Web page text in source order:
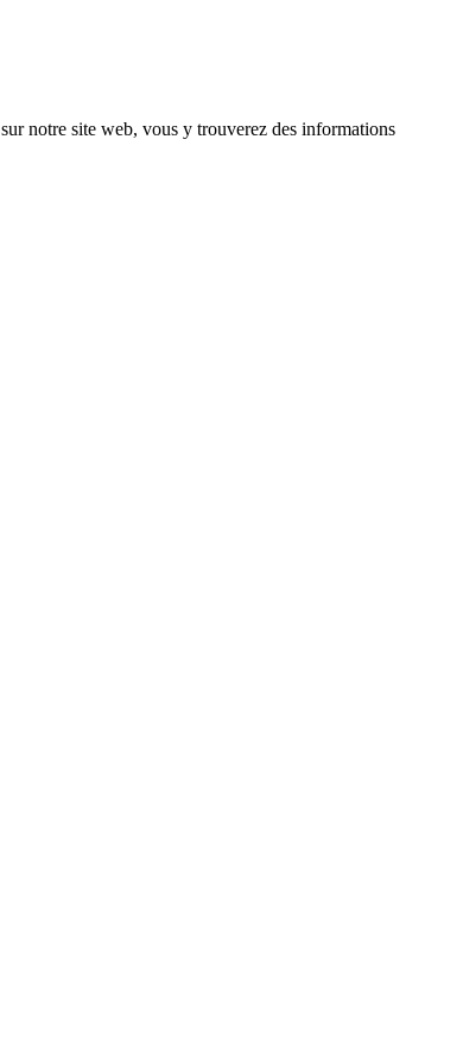
sur notre site web, vous y trouverez des informations